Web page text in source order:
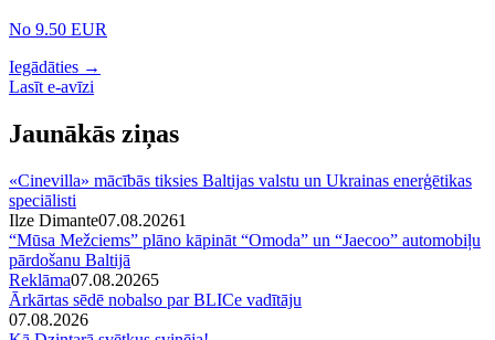
No 9.50 EUR
Iegādāties →
Lasīt e-avīzi
Jaunākās ziņas
«Cinevilla» mācībās tiksies Baltijas valstu un Ukrainas enerģētikas
speciālisti
Ilze Dimante07.08.20261
“Mūsa Mežciems” plāno kāpināt “Omoda” un “Jaecoo” automobiļu
pārdošanu Baltijā
Reklāma07.08.20265
Ārkārtas sēdē nobalso par BLICe vadītāju
07.08.2026